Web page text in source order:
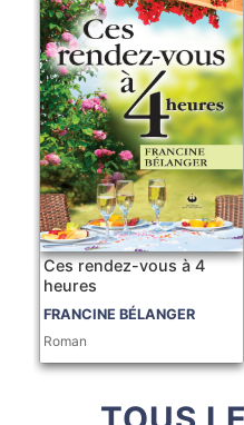
Ces rendez-vous à 4
heures
FRANCINE BÉLANGER
Roman